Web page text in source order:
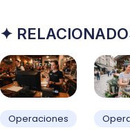
✦
Operaciones